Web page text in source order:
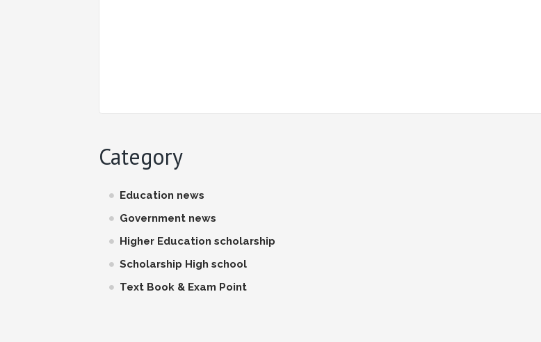
Category
Education news
Government news
Higher Education scholarship
Scholarship High school
Text Book & Exam Point